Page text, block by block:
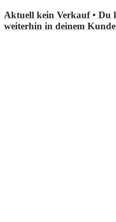
Aktuell kein Verkauf • Du
weiterhin in deinem